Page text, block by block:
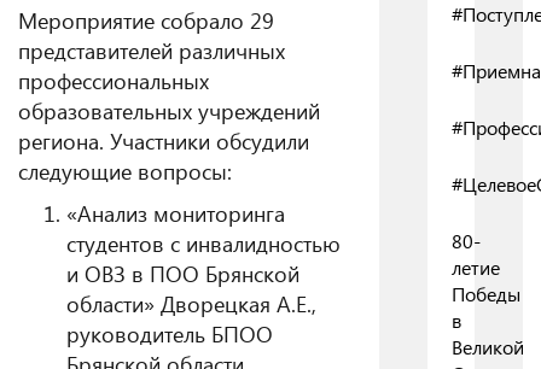
Мероприятие собрало 29
представителей различных
профессиональных
образовательных учреждений
региона. Участники обсудили
следующие вопросы:
«Анализ мониторинга
студентов с инвалидностью
и ОВЗ в ПОО Брянской
области» Дворецкая А.Е.,
руководитель БПОО
80-
летие
Победы
в
Великой